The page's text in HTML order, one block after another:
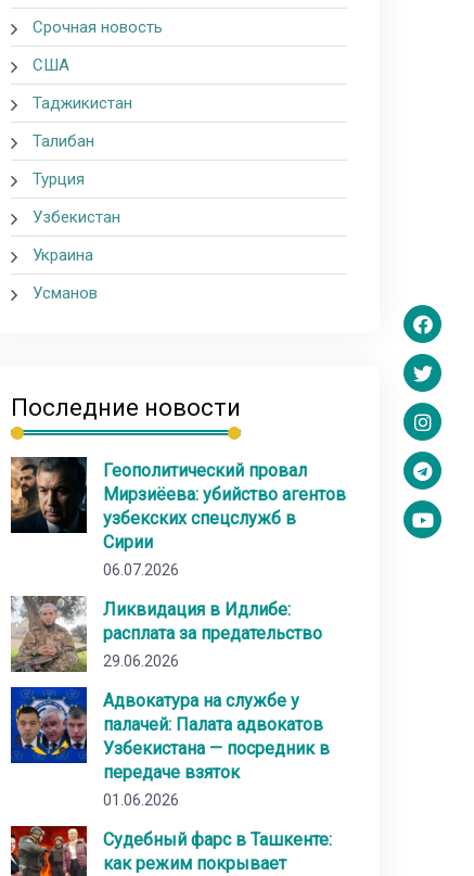
Срочная новость
США
Таджикистан
Талибан
Турция
Узбекистан
Украина
Усманов
Последние новости
Геополитический провал
Мирзиёева: убийство агентов
узбекских спецслужб в
Сирии
06.07.2026
Ликвидация в Идлибе:
расплата за предательство
29.06.2026
Адвокатура на службе у
палачей: Палата адвокатов
Узбекистана — посредник в
передаче взяток
01.06.2026
Судебный фарс в Ташкенте:
как режим покрывает